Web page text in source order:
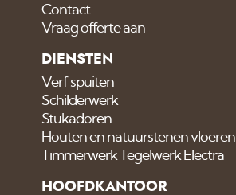
Contact
Vraag offerte aan
DIENSTEN
Verf spuiten
Schilderwerk
Stukadoren
Houten en natuurstenen vloeren
Timmerwerk Tegelwerk Electra
HOOFDKANTOOR